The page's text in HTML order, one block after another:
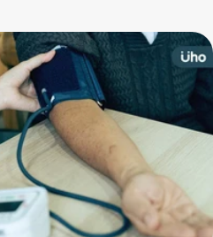
120 ml/分鐘），隨著年紀增長會
治療三關鍵，有效
臟發炎與纖維化 糖尿病腎臟
改善，游能俊醫師表示，糖尿病
慢發展出能夠同時達到抗發炎、抗
也能預防腎臟等器官病變。游能俊
蛋白尿>300mg/g患者，約有四分
、抗腎臟發炎以及纖維化類的藥物
減少了30～50％。 游能俊醫
還合併酮酸中毒，甚至被發病危通